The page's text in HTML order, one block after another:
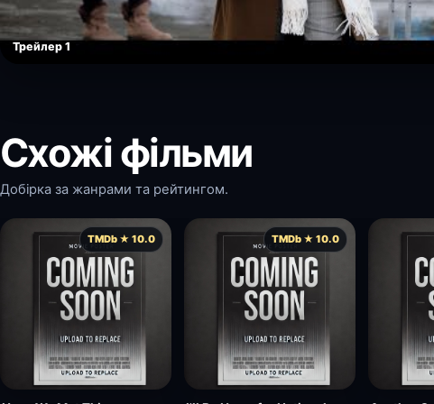
Трейлер 1
Схожі фільми
Добірка за жанрами та рейтингом.
TMDb ★ 10.0 TMDb ★ 10.0